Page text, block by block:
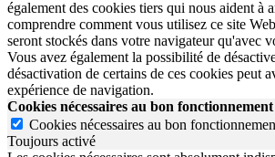
également des cookies tiers qui nous aident à
comprendre comment vous utilisez ce site
seront stockés dans votre navigateur qu'avec
Vous avez également la possibilité de
désactivation de certains de ces cookies peut
expérience de navigation.
Cookies nécessaires au bon fonctionnement
Cookies nécessaires au bon
Toujours activé